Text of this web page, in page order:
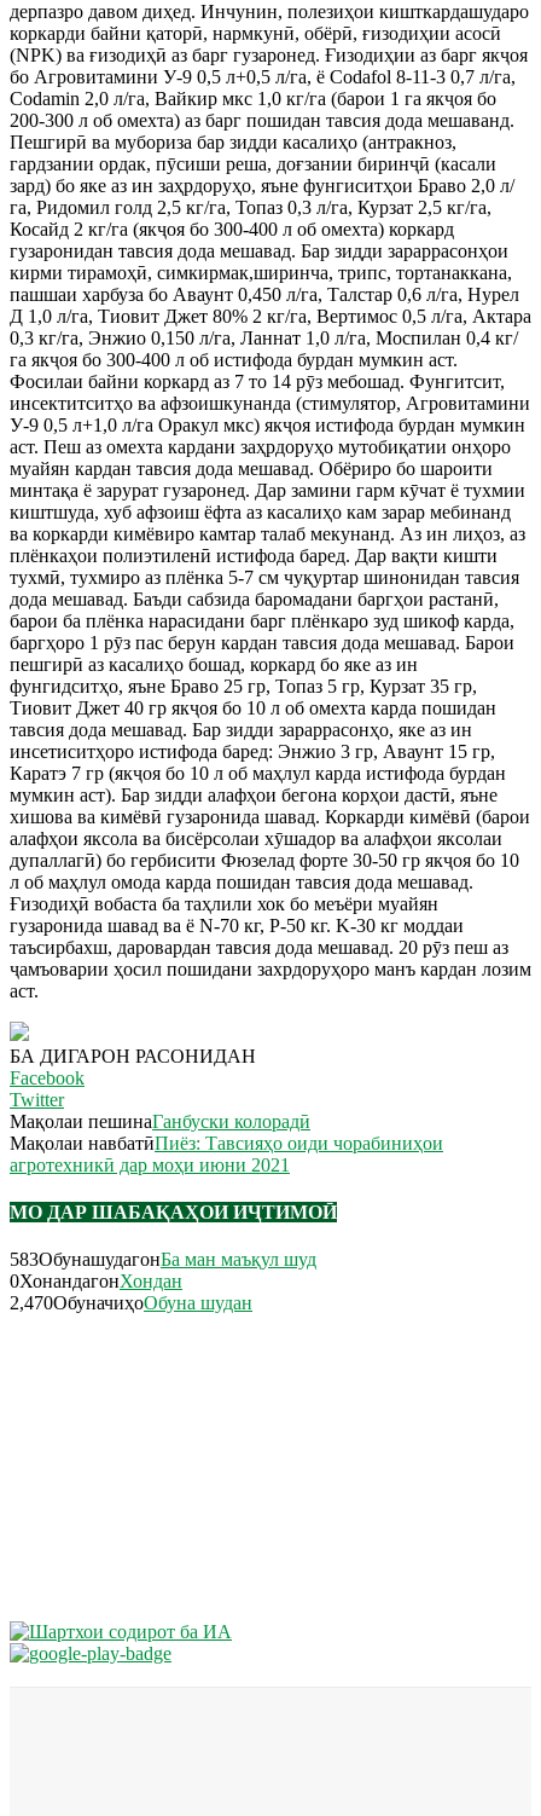
дерпазро давом диҳед. Инчунин, полезиҳои кишткардашударо
коркарди байни қаторӣ, нармкунӣ, обёрӣ, ғизодиҳии асосӣ
(NPK) ва ғизодиҳӣ аз барг гузаронед. Ғизодиҳии аз барг якҷоя
бо Агровитамини У-9 0,5 л+0,5 л/га, ё Codafol 8-11-3 0,7 л/га,
Codamin 2,0 л/га, Вайкир мкс 1,0 кг/га (барои 1 га якҷоя бо
200-300 л об омехта) аз барг пошидан тавсия дода мешаванд.
Пешгирӣ ва мубориза бар зидди касалиҳо (антракноз,
гардзании ордак, пӯсиши реша, доғзании биринҷӣ (касали
зард) бо яке аз ин заҳрдоруҳо, яъне фунгиситҳои Браво 2,0 л/
га, Ридомил голд 2,5 кг/га, Топаз 0,3 л/га, Курзат 2,5 кг/га,
Косайд 2 кг/га (якҷоя бо 300-400 л об омехта) коркард
гузаронидан тавсия дода мешавад. Бар зидди зараррасонҳои
кирми тирамоҳӣ, симкирмак,ширинча, трипс, тортанаккана,
пашшаи харбуза бо Аваунт 0,450 л/га, Талстар 0,6 л/га, Нурел
Д 1,0 л/га, Тиовит Джет 80% 2 кг/га, Вертимос 0,5 л/га, Актара
0,3 кг/га, Энжио 0,150 л/га, Ланнат 1,0 л/га, Моспилан 0,4 кг/
га якҷоя бо 300-400 л об истифода бурдан мумкин аст.
Фосилаи байни коркард аз 7 то 14 рӯз мебошад. Фунгитсит,
инсектитситҳо ва афзоишкунанда (стимулятор, Агровитамини
У-9 0,5 л+1,0 л/га Оракул мкс) якҷоя истифода бурдан мумкин
аст. Пеш аз омехта кардани заҳрдоруҳо мутобиқатии онҳоро
муайян кардан тавсия дода мешавад. Обёриро бо шароити
минтақа ё зарурат гузаронед. Дар замини гарм кӯчат ё тухмии
киштшуда, хуб афзоиш ёфта аз касалиҳо кам зарар мебинанд
ва коркарди кимёвиро камтар талаб мекунанд. Аз ин лиҳоз, аз
плёнкаҳои полиэтиленӣ истифода баред. Дар вақти кишти
тухмӣ, тухмиро аз плёнка 5-7 см чуқуртар шинонидан тавсия
дода мешавад. Баъди сабзида баромадани баргҳои растанӣ,
барои ба плёнка нарасидани барг плёнкаро зуд шикоф карда,
баргҳоро 1 рӯз пас берун кардан тавсия дода мешавад. Барои
пешгирӣ аз касалиҳо бошад, коркард бо яке аз ин
фунгидситҳо, яъне Браво 25 гр, Топаз 5 гр, Курзат 35 гр,
Тиовит Джет 40 гр якҷоя бо 10 л об омехта карда пошидан
тавсия дода мешавад. Бар зидди зараррасонҳо, яке аз ин
инсетиситҳоро истифода баред: Энжио 3 гр, Аваунт 15 гр,
Каратэ 7 гр (якҷоя бо 10 л об маҳлул карда истифода бурдан
мумкин аст). Бар зидди алафҳои бегона корҳои дастӣ, яъне
хишова ва кимёвӣ гузаронида шавад. Коркарди кимёвӣ (барои
алафҳои яксола ва бисёрсолаи хӯшадор ва алафҳои яксолаи
дупаллагӣ) бо гербисити Фюзелад форте 30-50 гр якҷоя бо 10
л об маҳлул омода карда пошидан тавсия дода мешавад.
Ғизодиҳӣ вобаста ба таҳлили хок бо меъёри муайян
гузаронида шавад ва ё N-70 кг, P-50 кг. K-30 кг моддаи
таъсирбахш, даровардан тавсия дода мешавад. 20 рӯз пеш аз
ҷамъоварии ҳосил пошидани захрдоруҳоро манъ кардан лозим
аст.
БА ДИГАРОН РАСОНИДАН
Facebook
Twitter
Мақолаи пешинаГанбуски колорадӣ
Мақолаи навбатӣПиёз: Тавсияҳо оиди чорабиниҳои
агротехникӣ дар моҳи июни 2021
МО ДАР ШАБАҚАҲОИ ИҶТИМОӢ
583ОбунашудагонБа ман маъқул шуд
0ХонандагонХондан
2,470ОбуначиҳоОбуна шудан